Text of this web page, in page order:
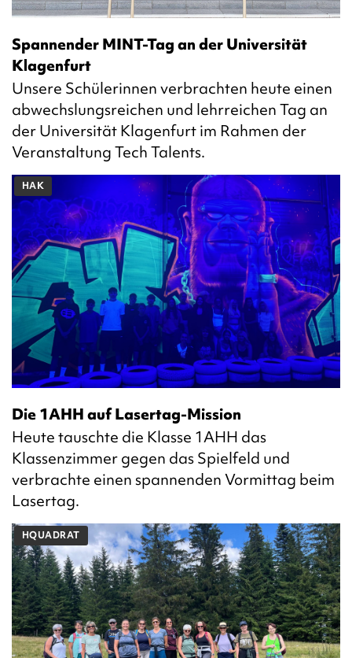
Spannender MINT-Tag an der Universität
Klagenfurt
Unsere Schülerinnen verbrachten heute einen
abwechslungsreichen und lehrreichen Tag an
der Universität Klagenfurt im Rahmen der
Veranstaltung Tech Talents.
HAK
Die 1AHH auf Lasertag-Mission
Heute tauschte die Klasse 1AHH das
Klassenzimmer gegen das Spielfeld und
verbrachte einen spannenden Vormittag beim
Lasertag.
HQUADRAT